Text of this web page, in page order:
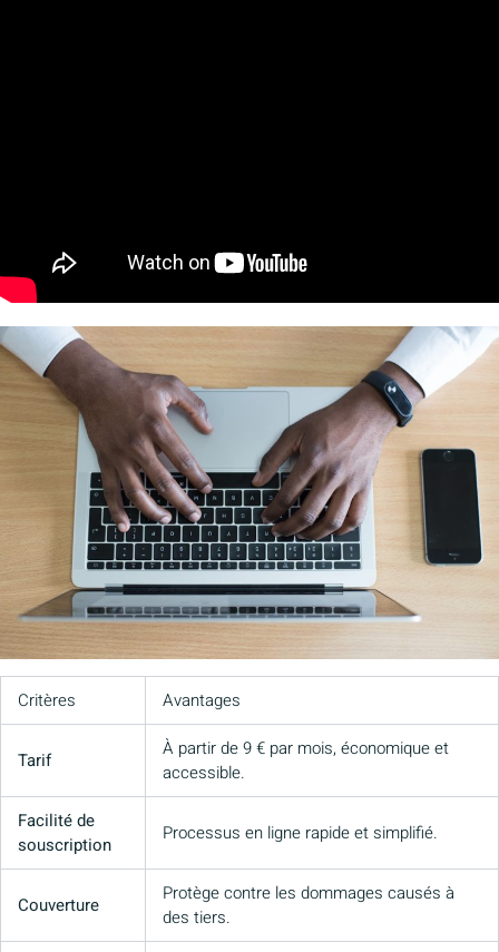
Critères Avantages
Tarif
À partir de 9 € par mois, économique et
accessible.
Facilité de
souscription
Processus en ligne rapide et simplifié.
Couverture
Protège contre les dommages causés à
des tiers.